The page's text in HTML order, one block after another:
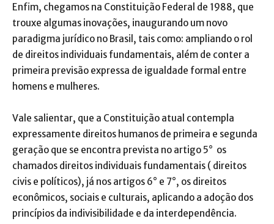
Enfim, chegamos na Constituição Federal de 1988, que
trouxe algumas inovações, inaugurando um novo
paradigma jurídico no Brasil, tais como: ampliando o rol
de direitos individuais fundamentais, além de conter a
primeira previsão expressa de igualdade formal entre
homens e mulheres.
Vale salientar, que a Constituição atual contempla
expressamente direitos humanos de primeira e segunda
geração que se encontra prevista no artigo 5° os
chamados direitos individuais fundamentais ( direitos
civis e políticos), já nos artigos 6° e 7°, os direitos
econômicos, sociais e culturais, aplicando a adoção dos
princípios da indivisibilidade e da interdependência.